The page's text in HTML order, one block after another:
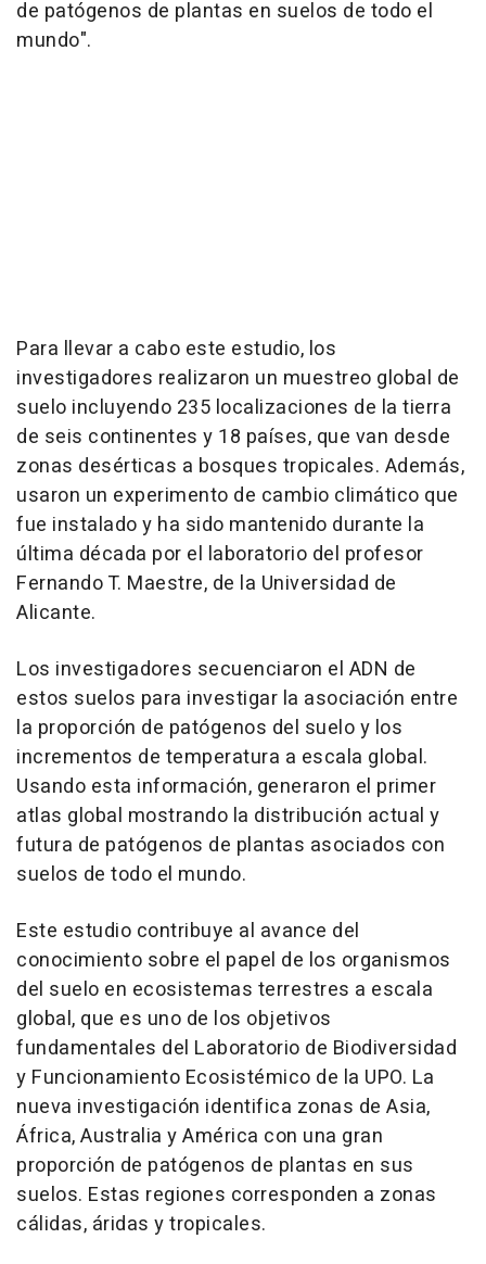
de patógenos de plantas en suelos de todo el
mundo".
Para llevar a cabo este estudio, los
investigadores realizaron un muestreo global de
suelo incluyendo 235 localizaciones de la tierra
de seis continentes y 18 países, que van desde
zonas desérticas a bosques tropicales. Además,
usaron un experimento de cambio climático que
fue instalado y ha sido mantenido durante la
última década por el laboratorio del profesor
Fernando T. Maestre, de la Universidad de
Alicante.
Los investigadores secuenciaron el ADN de
estos suelos para investigar la asociación entre
la proporción de patógenos del suelo y los
incrementos de temperatura a escala global.
Usando esta información, generaron el primer
atlas global mostrando la distribución actual y
futura de patógenos de plantas asociados con
suelos de todo el mundo.
Este estudio contribuye al avance del
conocimiento sobre el papel de los organismos
del suelo en ecosistemas terrestres a escala
global, que es uno de los objetivos
fundamentales del Laboratorio de Biodiversidad
y Funcionamiento Ecosistémico de la UPO. La
nueva investigación identifica zonas de Asia,
África, Australia y América con una gran
proporción de patógenos de plantas en sus
suelos. Estas regiones corresponden a zonas
cálidas, áridas y tropicales.